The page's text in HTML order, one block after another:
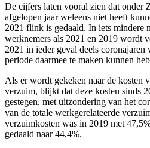
De cijfers laten vooral zien dat onder
afgelopen jaar weleens niet heeft
2021 flink is gedaald. In iets mindere
werknemers als 2021 en 2019 wordt
2021 in ieder geval deels
periode daarmee te maken kunnen
Als er wordt gekeken naar de kosten
verzuim, blijkt dat deze kosten sinds
gestegen, met uitzondering van het
van de totale werkgerelateerde
verzuimkosten was in 2019 met
gedaald naar 44,4%.